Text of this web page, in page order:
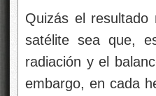
Quizás el
satélite sea que,
radiación y el
embargo, en cada